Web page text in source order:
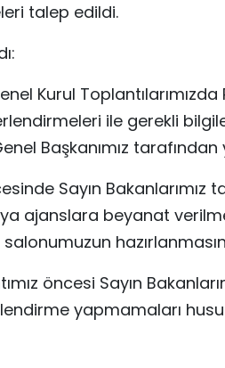
talep edildi.
Kurul
ile gerekli
Başkanımız tarafından
Sayın Bakanlarımız
ajanslara beyanat
öncesi Sayın
yapmamaları